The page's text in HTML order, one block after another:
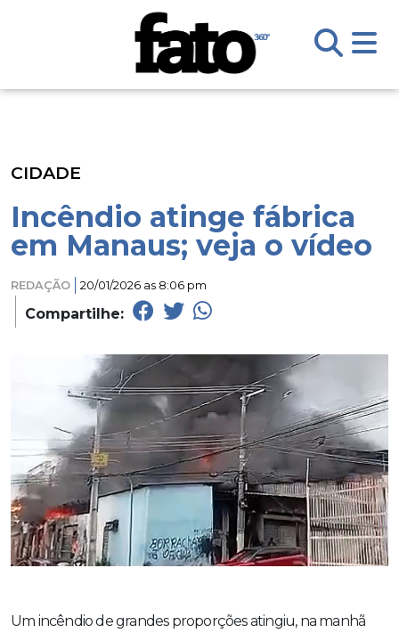
CIDADE
Incêndio atinge fábrica
em Manaus; veja o vídeo
REDAÇÃO 20/01/2026 as 8:06 pm
Compartilhe:
Um incêndio de grandes proporções atingiu, na manhã